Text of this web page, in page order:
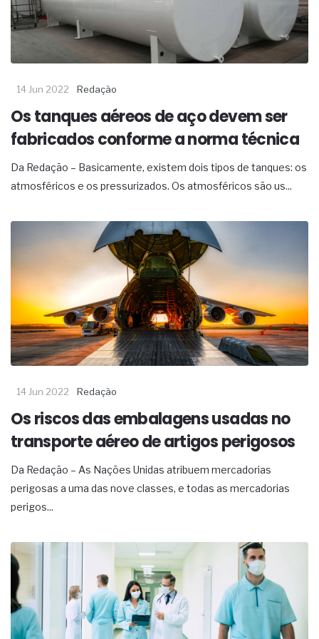
14 Jun 2022 Redação
Os tanques aéreos de aço devem ser
fabricados conforme a norma técnica
Da Redação – Basicamente, existem dois tipos de tanques: os
atmosféricos e os pressurizados. Os atmosféricos são us...
14 Jun 2022 Redação
Os riscos das embalagens usadas no
transporte aéreo de artigos perigosos
Da Redação – As Nações Unidas atribuem mercadorias
perigosas a uma das nove classes, e todas as mercadorias
perigos...